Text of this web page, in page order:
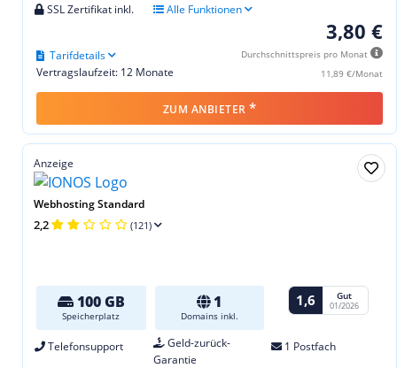
SSL Zertifikat inkl.
Alle Funktionen
3,80 €
Durchschnittspreis pro Monat
11,89 €/Monat
Vertragslaufzeit: 12 Monate
Tarifdetails
ZUM ANBIETER *
Anzeige
Webhosting Standard
2,2 (121)
100 GB
Speicherplatz
1
Domains inkl.
1,6 Gut
01/2026
Telefonsupport
Geld-zurück-
Garantie
1 Postfach